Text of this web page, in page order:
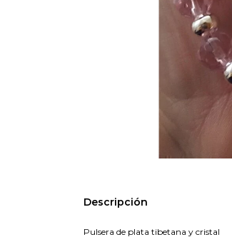
Descripción
Pulsera de plata tibetana y cristal